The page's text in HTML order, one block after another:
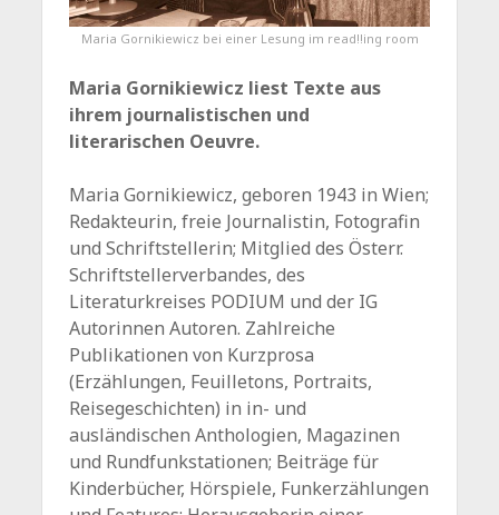
Maria Gornikiewicz bei einer Lesung im read!!ing room
Maria Gornikiewicz liest Texte aus
ihrem journalistischen und
literarischen Oeuvre.
Maria Gornikiewicz, geboren 1943 in Wien;
Redakteurin, freie Journalistin, Fotografin
und Schriftstellerin; Mitglied des Österr.
Schriftstellerverbandes, des
Literaturkreises PODIUM und der IG
Autorinnen Autoren. Zahlreiche
Publikationen von Kurzprosa
(Erzählungen, Feuilletons, Portraits,
Reisegeschichten) in in- und
ausländischen Anthologien, Magazinen
und Rundfunkstationen; Beiträge für
Kinderbücher, Hörspiele, Funkerzählungen